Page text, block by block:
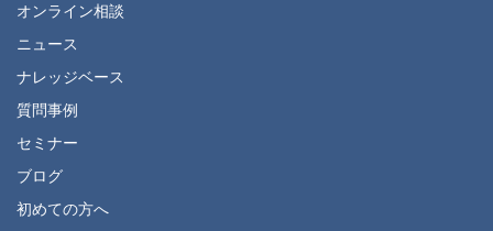
オンライン相談
ニュース
ナレッジベース
質問事例
セミナー
ブログ
初めての方へ